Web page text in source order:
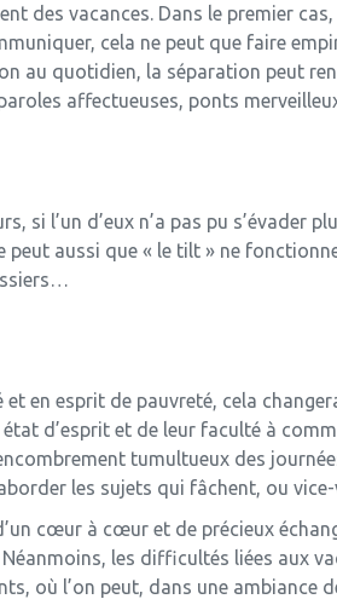
des vacances. Dans le premier
cela ne peut que faire
au quotidien, la séparation peut
affectueuses, ponts
l’un d’eux n’a pas pu s’évader
aussi que « le tilt » ne
en esprit de pauvreté, cela
d’esprit et de leur faculté à
tumultueux des
les sujets qui fâchent, ou vice-
cœur à cœur et de précieux
les difficultés liées aux
où l’on peut, dans une ambiance